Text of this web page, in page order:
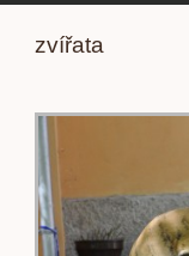
zvířata